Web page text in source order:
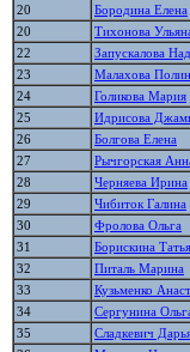
20
Бородина Елена
20
Тихонова
22
Запускалова
23
Малахова
24
Голикова Мария
25
Идрисова
26
Болгова Елена
27
Рычгорская
28
Черняева Ирина
29
Чибиток Галина
30
Фролова Ольга
31
Борискина
32
Питаль Марина
33
Кузьменко
34
Сергунина
35
Сладкевич